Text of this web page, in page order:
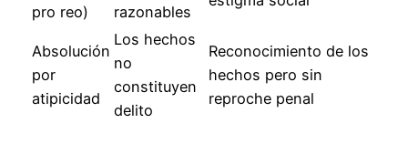
pro reo)
razonables
Absolución
por
atipicidad
Los hechos
no
constituyen
delito
Reconocimiento de los
hechos pero sin
reproche penal